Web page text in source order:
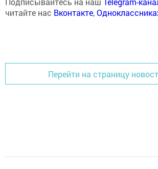
читайте нас Вконтакте,
Перейти на страницу